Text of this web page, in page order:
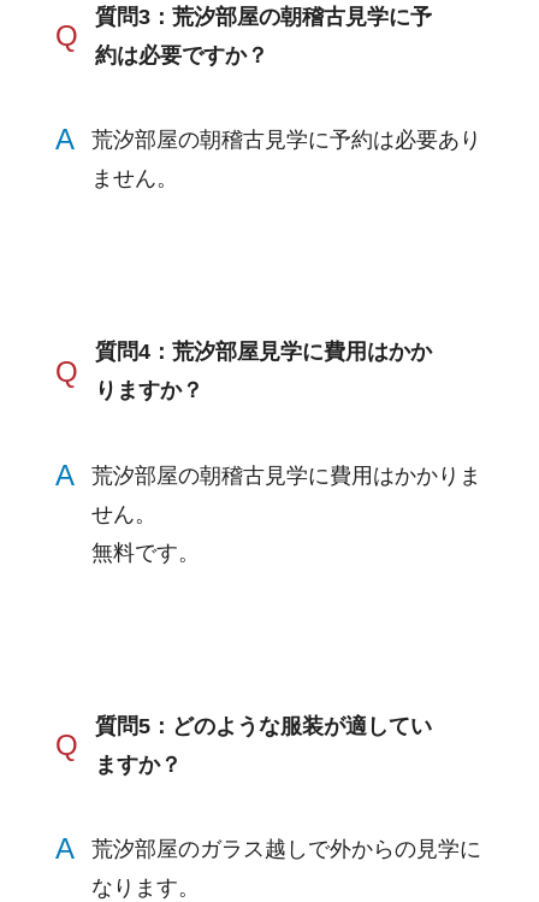
Q
質問3：荒汐部屋の朝稽古見学に予
約は必要ですか？
A
荒汐部屋の朝稽古見学に予約は必要あり
ません。
Q
質問4：荒汐部屋見学に費用はかか
りますか？
A
荒汐部屋の朝稽古見学に費用はかかりま
せん。
無料です。
Q
質問5：どのような服装が適してい
ますか？
A
荒汐部屋のガラス越しで外からの見学に
なります。